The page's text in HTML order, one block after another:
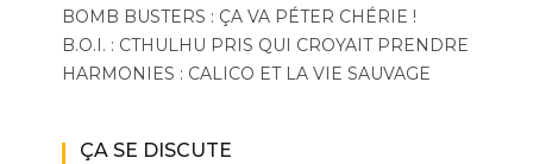
BOMB BUSTERS : ÇA VA PÉTER CHÉRIE !
B.O.I. : CTHULHU PRIS QUI CROYAIT PRENDRE
HARMONIES : CALICO ET LA VIE SAUVAGE
ÇA SE DISCUTE